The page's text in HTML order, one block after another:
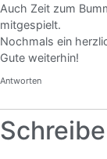
Auch Zeit zum
mitgespielt.
Nochmals ein
Gute weiterhin!
Antworten